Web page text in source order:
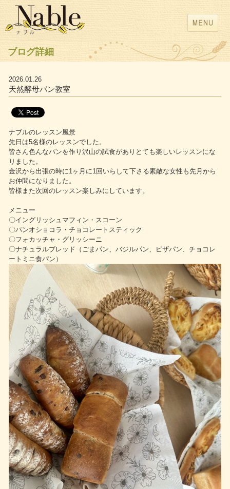
ブログ詳細
2026.01.26
天然酵母パン教室
ナブルのレッスン風景
先日は5名様のレッスンでした。
皆さん色んなパンを作り沢山の試食がありとても楽しいレッスンにな
りました。
金沢から出張の時に1ヶ月に1回いらして下さる素敵な女性も先月から
お仲間になりました。
皆様また次回のレッスン楽しみにしています。
メニュー
〇イングリッシュマフィン・スコーン
〇パンオショコラ・チョコレートスティック
〇フォカッチャ・グリッシーニ
〇ナチュラルブレッド（ごまパン、バジルパン、ピザパン、チョコレ
ートミニ食パン）